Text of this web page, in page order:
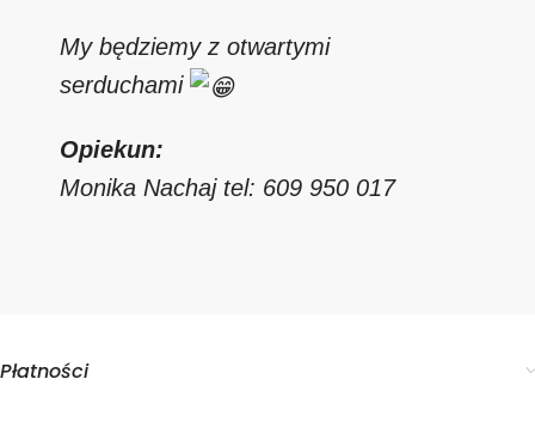
My będziemy z otwartymi
serduchami
Opiekun:
Monika Nachaj tel: 609 950 017
Płatności